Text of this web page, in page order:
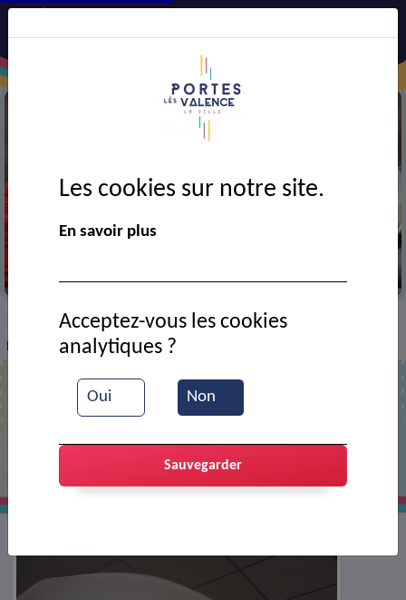
> VIE MUNICIPALE > Ressources documentaires
Lors de l'inauguration de la nouvelle médiathèque
Lors de l'inauguration de la nouvelle
médiathèque
Les cookies sur notre site.
En savoir plus
Oui Non
Acceptez-vous les cookies
analytiques ?
Sauvegarder